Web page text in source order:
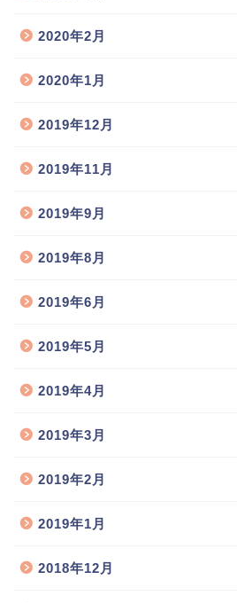
2020年2月
2020年1月
2019年12月
2019年11月
2019年9月
2019年8月
2019年6月
2019年5月
2019年4月
2019年3月
2019年2月
2019年1月
2018年12月